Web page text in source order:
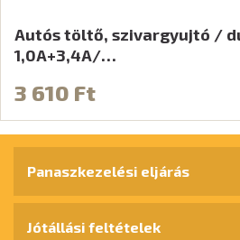
Autós töltő, szivargyujtó /
1,0A+3,4A/…
3 610 Ft
Panaszkezelési eljárás
Jótállási feltételek